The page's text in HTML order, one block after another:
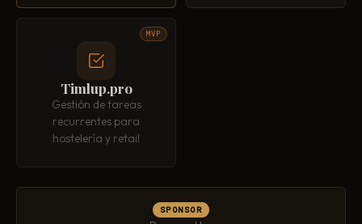
Timlup.pro
Gestión de tareas
recurrentes para
hostelería y retail
MVP
SPONSOR